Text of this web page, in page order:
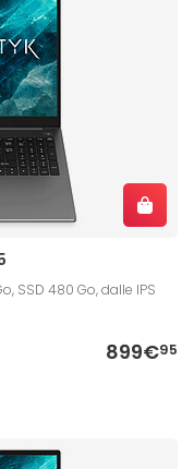
SSD 480 Go, dalle IPS
899€95